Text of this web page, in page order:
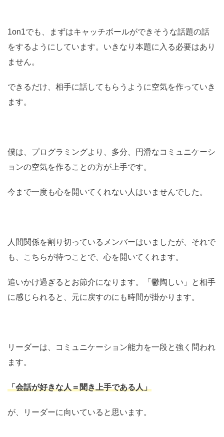
1on1でも、まずはキャッチボールができそうな話題の話
をするようにしています。いきなり本題に入る必要はあり
ません。
できるだけ、相手に話してもらうように空気を作っていき
ます。
僕は、プログラミングより、多分、円滑なコミュニケーシ
ョンの空気を作ることの方が上手です。
今まで一度も心を開いてくれない人はいませんでした。
人間関係を割り切っているメンバーはいましたが、それで
も、こちらが待つことで、心を開いてくれます。
追いかけ過ぎるとお節介になります。「鬱陶しい」と相手
に感じられると、元に戻すのにも時間が掛かります。
リーダーは、コミュニケーション能力を一段と強く問われ
ます。
「会話が好きな人＝聞き上手である人」
が、リーダーに向いていると思います。